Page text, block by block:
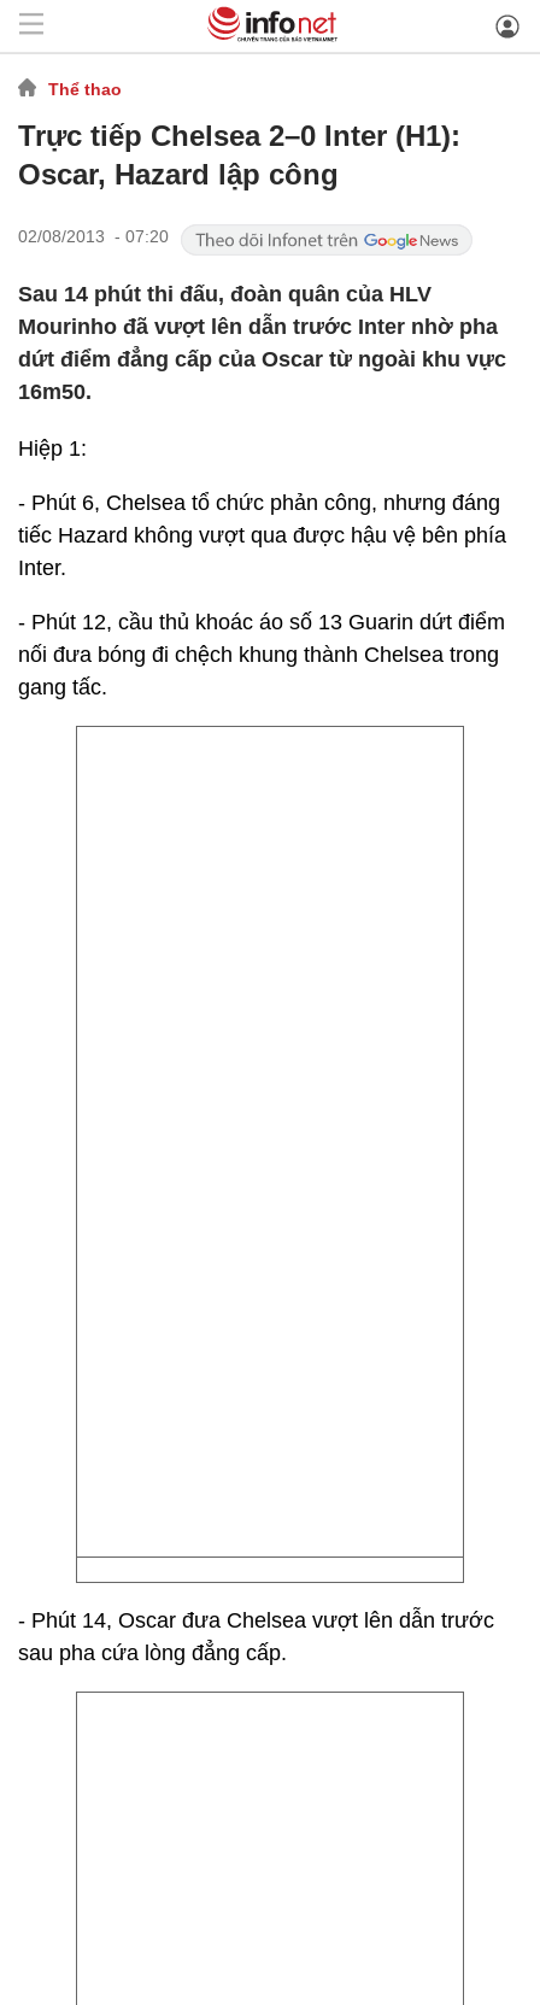
Thể thao
Trực tiếp Chelsea 2–0 Inter (H1):
Oscar, Hazard lập công
02/08/2013 - 07:20
Sau 14 phút thi đấu, đoàn quân của HLV
Mourinho đã vượt lên dẫn trước Inter nhờ pha
dứt điểm đẳng cấp của Oscar từ ngoài khu vực
16m50.
Hiệp 1:
- Phút 6, Chelsea tổ chức phản công, nhưng đáng
tiếc Hazard không vượt qua được hậu vệ bên phía
Inter.
- Phút 12, cầu thủ khoác áo số 13 Guarin dứt điểm
nối đưa bóng đi chệch khung thành Chelsea trong
gang tấc.
- Phút 14, Oscar đưa Chelsea vượt lên dẫn trước
sau pha cứa lòng đẳng cấp.